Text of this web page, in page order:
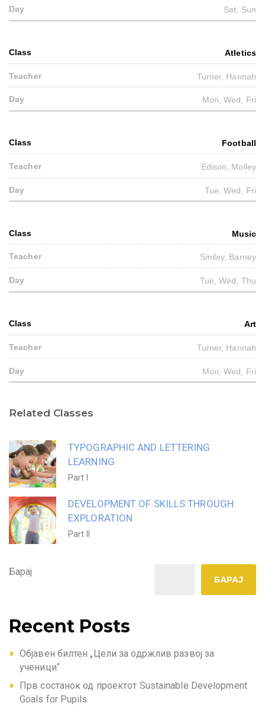
Sat, Sun
Atletics
Turner, Hannah
Mon, Wed, Fri
Football
Edison, Molley
Tue, Wed, Fri
Music
Smiley, Barney
Tue, Wed, Thu
Art
Turner, Hannah
Mon, Wed, Fri
Related Classes
TYPOGRAPHIC AND LETTERING
LEARNING
Part I
DEVELOPMENT OF SKILLS THROUGH
EXPLORATION
Part II
Барај
БАРАЈ
Recent Posts
Објавен билтен „Цели за одржлив развој за
ученици“
Прв состанок од проектот Sustainable Development
Goals for Pupils